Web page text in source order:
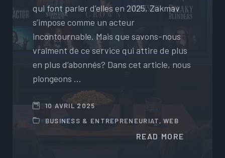
qui font parler d’elles en 2025, Zakmav
s’impose comme un acteur
incontournable. Mais que savons-nous
vraiment de ce service qui attire de plus
en plus d’abonnés? Dans cet article, nous
plongeons …
10 AVRIL 2025
BUSINESS & ENTREPRENEURIAT,WEB
READ MORE